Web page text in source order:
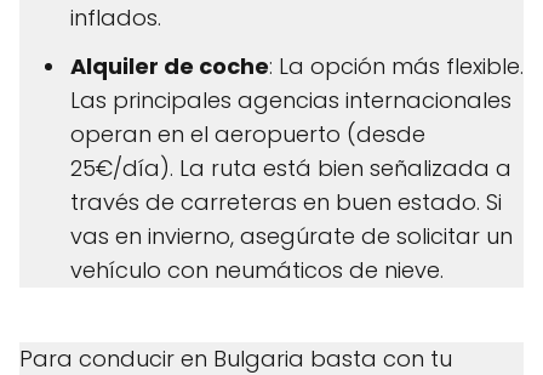
inflados.
Alquiler de coche: La opción más flexible.
Las principales agencias internacionales
operan en el aeropuerto (desde
25€/día). La ruta está bien señalizada a
través de carreteras en buen estado. Si
vas en invierno, asegúrate de solicitar un
vehículo con neumáticos de nieve.
Para conducir en Bulgaria basta con tu